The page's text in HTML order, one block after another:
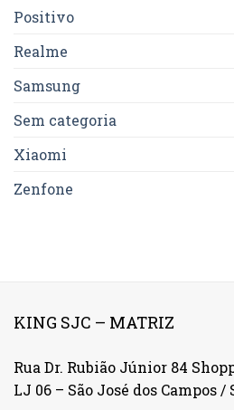
Positivo
Realme
Samsung
Sem categoria
Xiaomi
Zenfone
KING SJC – MATRIZ
Rua Dr. Rubião Júnior 84
LJ 06 – São José dos Campos /